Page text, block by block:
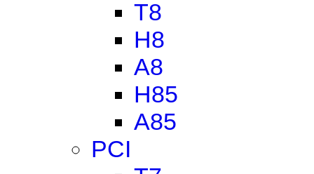
T8
H8
A8
H85
A85
PCI